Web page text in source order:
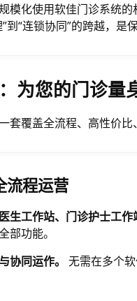
模化使用软佳门诊系统
“连锁协同”的跨越，是
为您的门诊
套覆盖全流程、高性价比
流程运营
生工作站、门诊护士工
部功能。
协同运作。 无需在多个